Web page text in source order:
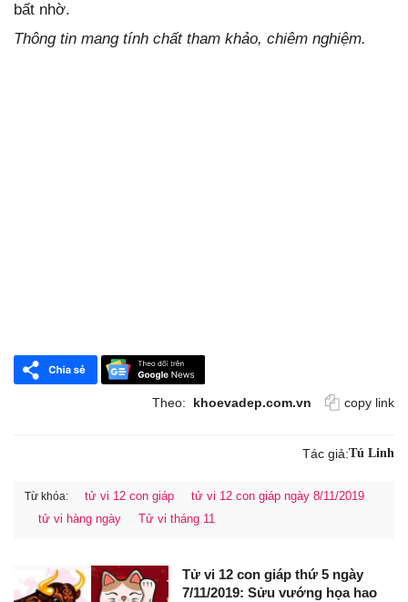
bất nhờ.
Thông tin mang tính chất tham khảo, chiêm nghiệm.
Theo: khoevadep.com.vn copy link
Tác giả:Tú Linh
Từ khóa: tử vi 12 con giáp
tử vi 12 con giáp ngày 8/11/2019
tử vi hàng ngày
Tử vi tháng 11
Tử vi 12 con giáp thứ 5 ngày
7/11/2019: Sửu vướng họa hao